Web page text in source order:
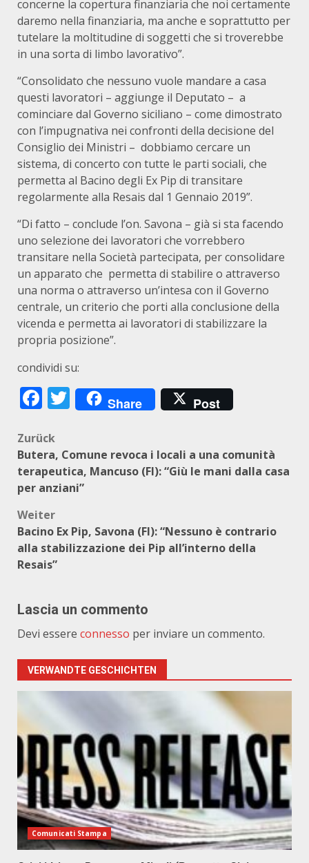
concerne la copertura finanziaria che noi certamente
daremo nella finanziaria, ma anche e soprattutto per
tutelare la moltitudine di soggetti che si troverebbe
in una sorta di limbo lavorativo”.
“Consolidato che nessuno vuole mandare a casa
questi lavoratori – aggiunge il Deputato – a
cominciare dal Governo siciliano – come dimostrato
con l’impugnativa nei confronti della decisione del
Consiglio dei Ministri – dobbiamo cercare un
sistema, di concerto con tutte le parti sociali, che
permetta al Bacino degli Ex Pip di transitare
regolarmente alla Resais dal 1 Gennaio 2019”.
“Di fatto – conclude l’on. Savona – già si sta facendo
uno selezione dei lavoratori che vorrebbero
transitare nella Società partecipata, per consolidare
un apparato che permetta di stabilire o attraverso
una norma o attraverso un’intesa con il Governo
centrale, un criterio che porti alla conclusione della
vicenda e permetta ai lavoratori di stabilizzare la
propria posizione”.
condividi su:
Facebook
Twitter
Share Post
Beitragsnavigation
Zurück
Butera, Comune revoca i locali a una comunità
terapeutica, Mancuso (FI): “Giù le mani dalla casa
per anziani”
Weiter
Bacino Ex Pip, Savona (FI): “Nessuno è contrario
alla stabilizzazione dei Pip all’interno della
Resais”
Lascia un commento
Devi essere connesso per inviare un commento.
VERWANDTE GESCHICHTEN
Comunicati Stampa